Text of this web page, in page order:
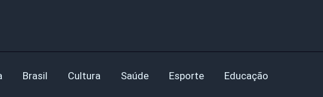
Brasil Cultura Saúde Esporte Educação